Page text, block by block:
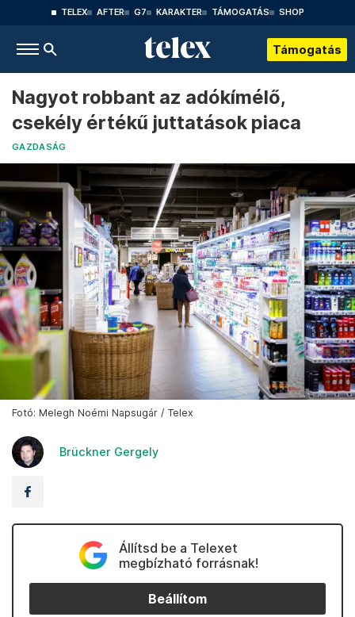
TELEX AFTER G7 KARAKTER TÁMOGATÁS SHOP
Támogatás
Nagyot robbant az adókímélő,
csekély értékű juttatások piaca
GAZDASÁG
Fotó: Melegh Noémi Napsugár / Telex
Brückner Gergely
Állítsd be a Telexet
megbízható forrásnak!
Beállítom